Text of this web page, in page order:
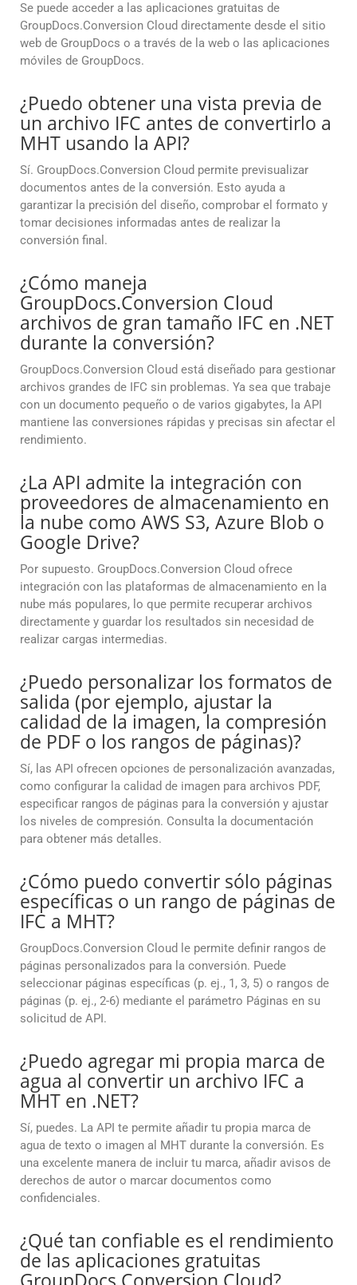
Se puede acceder a las aplicaciones gratuitas de
GroupDocs.Conversion Cloud directamente desde el sitio
web de GroupDocs o a través de la web o las aplicaciones
móviles de GroupDocs.
¿Puedo obtener una vista previa de
un archivo IFC antes de convertirlo a
MHT usando la API?
Sí. GroupDocs.Conversion Cloud permite previsualizar
documentos antes de la conversión. Esto ayuda a
garantizar la precisión del diseño, comprobar el formato y
tomar decisiones informadas antes de realizar la
conversión final.
¿Cómo maneja
GroupDocs.Conversion Cloud
archivos de gran tamaño IFC en .NET
durante la conversión?
GroupDocs.Conversion Cloud está diseñado para gestionar
archivos grandes de IFC sin problemas. Ya sea que trabaje
con un documento pequeño o de varios gigabytes, la API
mantiene las conversiones rápidas y precisas sin afectar el
rendimiento.
¿La API admite la integración con
proveedores de almacenamiento en
la nube como AWS S3, Azure Blob o
Google Drive?
Por supuesto. GroupDocs.Conversion Cloud ofrece
integración con las plataformas de almacenamiento en la
nube más populares, lo que permite recuperar archivos
directamente y guardar los resultados sin necesidad de
realizar cargas intermedias.
¿Puedo personalizar los formatos de
salida (por ejemplo, ajustar la
calidad de la imagen, la compresión
de PDF o los rangos de páginas)?
Sí, las API ofrecen opciones de personalización avanzadas,
como configurar la calidad de imagen para archivos PDF,
especificar rangos de páginas para la conversión y ajustar
los niveles de compresión. Consulta la documentación
para obtener más detalles.
¿Cómo puedo convertir sólo páginas
específicas o un rango de páginas de
IFC a MHT?
GroupDocs.Conversion Cloud le permite definir rangos de
páginas personalizados para la conversión. Puede
seleccionar páginas específicas (p. ej., 1, 3, 5) o rangos de
páginas (p. ej., 2-6) mediante el parámetro Páginas en su
solicitud de API.
¿Puedo agregar mi propia marca de
agua al convertir un archivo IFC a
MHT en .NET?
Sí, puedes. La API te permite añadir tu propia marca de
agua de texto o imagen al MHT durante la conversión. Es
una excelente manera de incluir tu marca, añadir avisos de
derechos de autor o marcar documentos como
confidenciales.
¿Qué tan confiable es el rendimiento
de las aplicaciones gratuitas